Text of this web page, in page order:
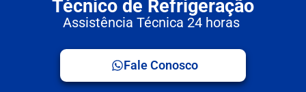
Técnico de Refrigeração
Assistência Técnica 24 horas
Fale Conosco